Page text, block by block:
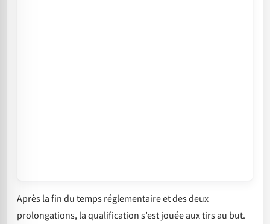
Après la fin du temps réglementaire et des deux
prolongations, la qualification s’est jouée aux tirs au but.